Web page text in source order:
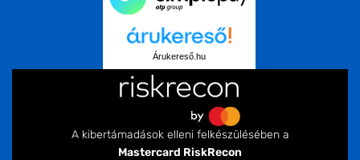
Árukereső.hu
A kibertámadások elleni felkészülésében a
Mastercard RiskRecon